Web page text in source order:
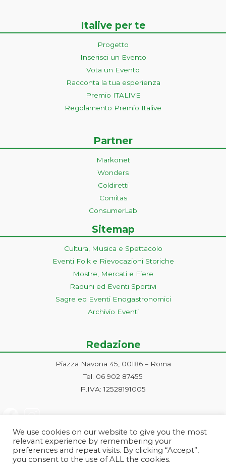
Italive per te
Progetto
Inserisci un Evento
Vota un Evento
Racconta la tua esperienza
Premio ITALIVE
Regolamento Premio Italive
Partner
Markonet
Wonders
Coldiretti
Comitas
ConsumerLab
Sitemap
Cultura, Musica e Spettacolo
Eventi Folk e Rievocazioni Storiche
Mostre, Mercati e Fiere
Raduni ed Eventi Sportivi
Sagre ed Eventi Enogastronomici
Archivio Eventi
Redazione
Piazza Navona 45, 00186 – Roma
Tel. 06 902 87455
P.IVA: 12528191005
We use cookies on our website to give you the most
relevant experience by remembering your
preferences and repeat visits. By clicking “Accept”,
you consent to the use of ALL the cookies.